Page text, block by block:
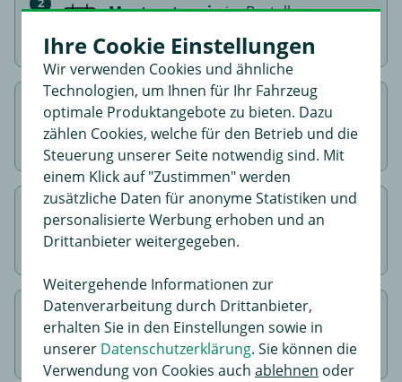
Montageterminim Bestellprozess
vereinbaren
In den Warenkorb gehen & Bestellung
abschließen
ZuMontagepoint
kommen
Fertig!
Wir bauen für Sie an
Ihre Cookie Einstellungen
Wir verwenden Cookies und ähnliche
Technologien, um Ihnen für Ihr Fahrzeug
optimale Produktangebote zu bieten. Dazu
zählen Cookies, welche für den Betrieb und die
Steuerung unserer Seite notwendig sind. Mit
einem Klick auf "Zustimmen" werden
zusätzliche Daten für anonyme Statistiken und
personalisierte Werbung erhoben und an
Drittanbieter weitergegeben.
Weitergehende Informationen zur
Datenverarbeitung durch Drittanbieter,
erhalten Sie in den Einstellungen sowie in
unserer Datenschutzerklärung. Sie können die
Verwendung von Cookies auch ablehnen oder